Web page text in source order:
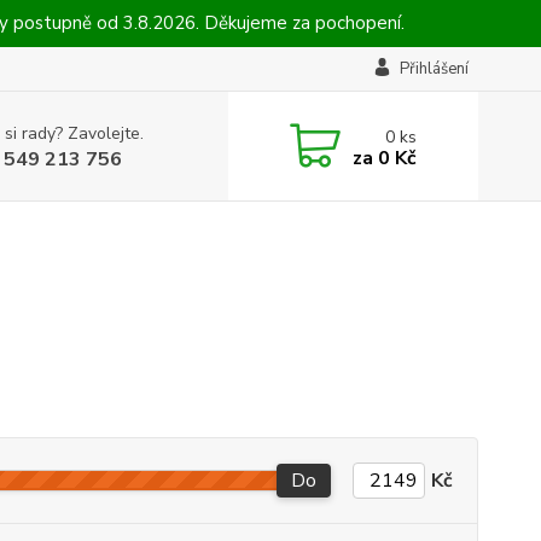
postupně od 3.8.2026. Děkujeme za pochopení.
Přihlášení
rady? Zavolejte.
213 756
0ks
za 0 Kč
Do Kč